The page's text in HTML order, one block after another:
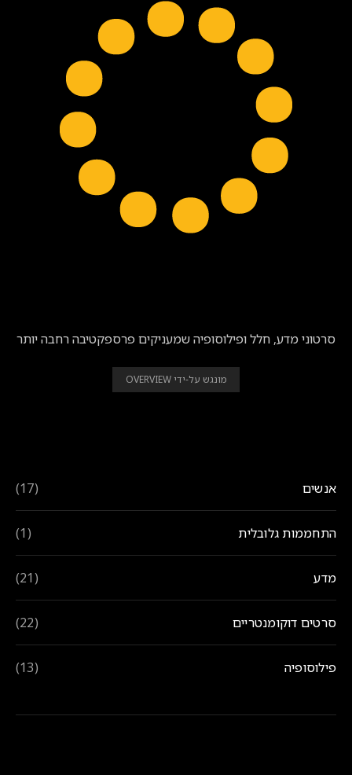
סרטוני מדע, חלל ופילוסופיה שמעניקים פרספקטיבה רחבה יותר
מונגש על-ידי OVERVIEW
אנשים (17)
התחממות גלובלית (1)
מדע (21)
סרטים דוקומנטריים (22)
פילוסופיה (13)